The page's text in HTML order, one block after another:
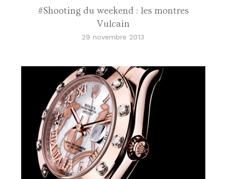
#Shooting du weekend : les montres
Vulcain
29 novembre 2013